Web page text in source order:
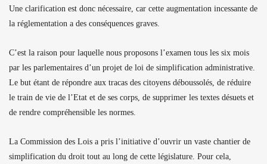
Une clarification est donc nécessaire, car cette augmentation incessante de
la réglementation a des conséquences graves.
C’est la raison pour laquelle nous proposons l’examen tous les six mois
par les parlementaires d’un projet de loi de simplification administrative.
Le but étant de répondre aux tracas des citoyens déboussolés, de réduire
le train de vie de l’Etat et de ses corps, de supprimer les textes désuets et
de rendre compréhensible les normes.
La Commission des Lois a pris l’initiative d’ouvrir un vaste chantier de
simplification du droit tout au long de cette législature. Pour cela,